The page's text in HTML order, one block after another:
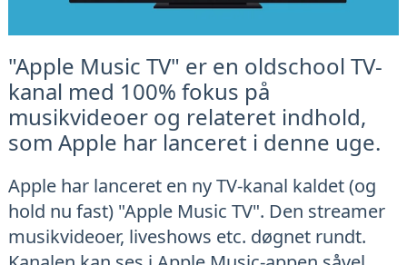
"Apple Music TV" er en oldschool TV-
kanal med 100% fokus på
musikvideoer og relateret indhold,
som Apple har lanceret i denne uge.
Apple har lanceret en ny TV-kanal kaldet (og
hold nu fast) "Apple Music TV". Den streamer
musikvideoer, liveshows etc. døgnet rundt.